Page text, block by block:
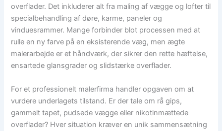
overflader. Det inkluderer alt fra maling af vægge og lofter til
specialbehandling af døre, karme, paneler og
vinduesrammer. Mange forbinder blot processen med at
rulle en ny farve på en eksisterende væg, men ægte
malerarbejde er et håndværk, der sikrer den rette hæftelse,
ensartede glansgrader og slidstærke overflader.
For et professionelt malerfirma handler opgaven om at
vurdere underlagets tilstand. Er der tale om rå gips,
gammelt tapet, pudsede vægge eller nikotinmættede
overflader? Hver situation kræver en unik sammensætning